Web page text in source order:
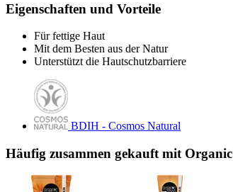
Eigenschaften und Vorteile
Für fettige Haut
Mit dem Besten aus der Natur
Unterstützt die Hautschutzbarriere
BDIH - Cosmos Natural
Häufig zusammen gekauft mit